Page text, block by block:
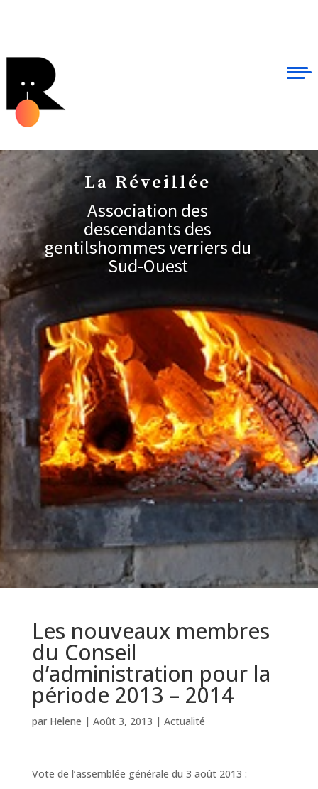
La Réveillée
Association des
descendants des
gentilshommes verriers du
Sud-Ouest
Les nouveaux membres
du Conseil
d’administration pour la
période 2013 – 2014
par Helene | Août 3, 2013 | Actualité
Vote de l’assemblée générale du 3 août 2013 :